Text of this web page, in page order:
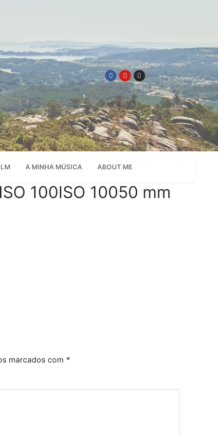
A MINHA MÚSICA ABOUT ME
100ISO 10050 mm
marcados com *